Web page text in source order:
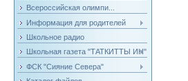
Всероссийская олимпи...
Информация для родителей
Школьное радио
Школьная газета "ТАТКИТТЫ ИН"
ФСК "Сияние Севера"